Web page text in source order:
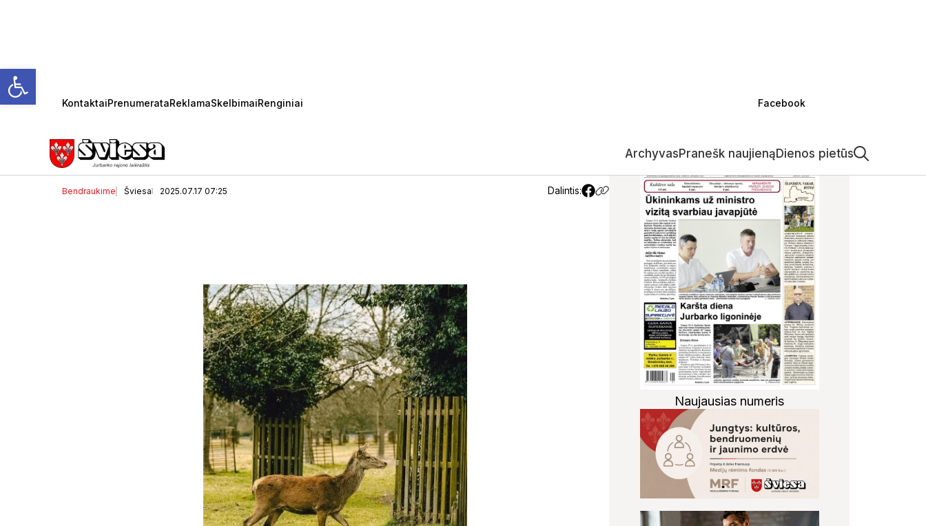
Open toolbar
KontaktaiPrenumerataReklamaSkelbimaiRenginiai Facebook
ArchyvasPranešk naujienąDienos pietūs
Astrologinė prognozė ketvirtadieniui
Bendraukime Šviesa 2025.07.17 07:25 Dalintis:
Naujausias numeris